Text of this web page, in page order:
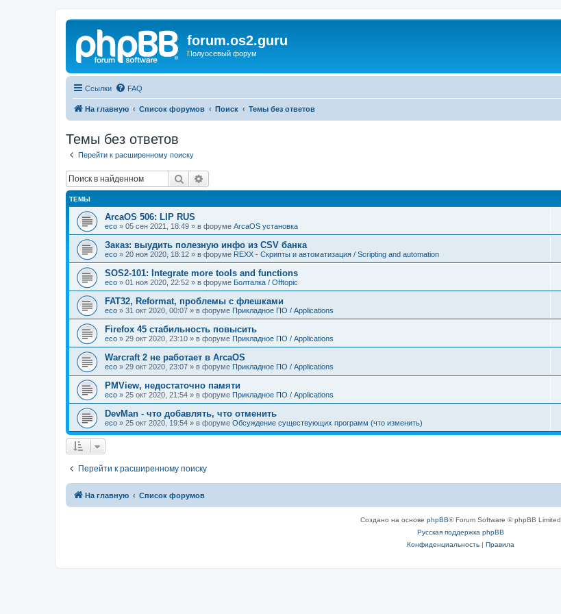
forum.os2.guru
Полуосевый форум
Ссылки FAQ
На главную Список форумов Поиск Темы без ответов
Темы без ответов
Перейти к расширенному поиску
Поиск
ТЕМЫ
ArcaOS 506: LIP RUS
eco » 05 сен 2021, 18:49 » в форуме ArcaOS установка
Заказ: выудить полезную инфо из CSV банка
eco » 20 ноя 2020, 18:12 » в форуме REXX - Скрипты и автоматизация / Scripting and automation
SOS2-101: Integrate more tools and functions
eco » 01 ноя 2020, 22:52 » в форуме Болталка / Offtopic
FAT32, Reformat, проблемы с флешками
eco » 31 окт 2020, 00:07 » в форуме Прикладное ПО / Applications
Firefox 45 стабильность повысить
eco » 29 окт 2020, 23:10 » в форуме Прикладное ПО / Applications
Warcraft 2 не работает в ArcaOS
eco » 29 окт 2020, 23:07 » в форуме Прикладное ПО / Applications
PMView, недостаточно памяти
eco » 25 окт 2020, 21:54 » в форуме Прикладное ПО / Applications
DevMan - что добавлять, что отменить
eco » 25 окт 2020, 19:54 » в форуме Обсуждение существующих программ (что изменить)
Перейти к расширенному поиску
На главную Список форумов
Создано на основе phpBB® Forum Software © phpBB Limited
Русская поддержка phpBB
Конфиденциальность| Правила